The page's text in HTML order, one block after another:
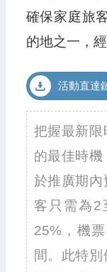
確保家庭旅
的地之一，
活動直達
把握最新
的最佳時機
於推廣期
客只需為2
25%，機
間。此特